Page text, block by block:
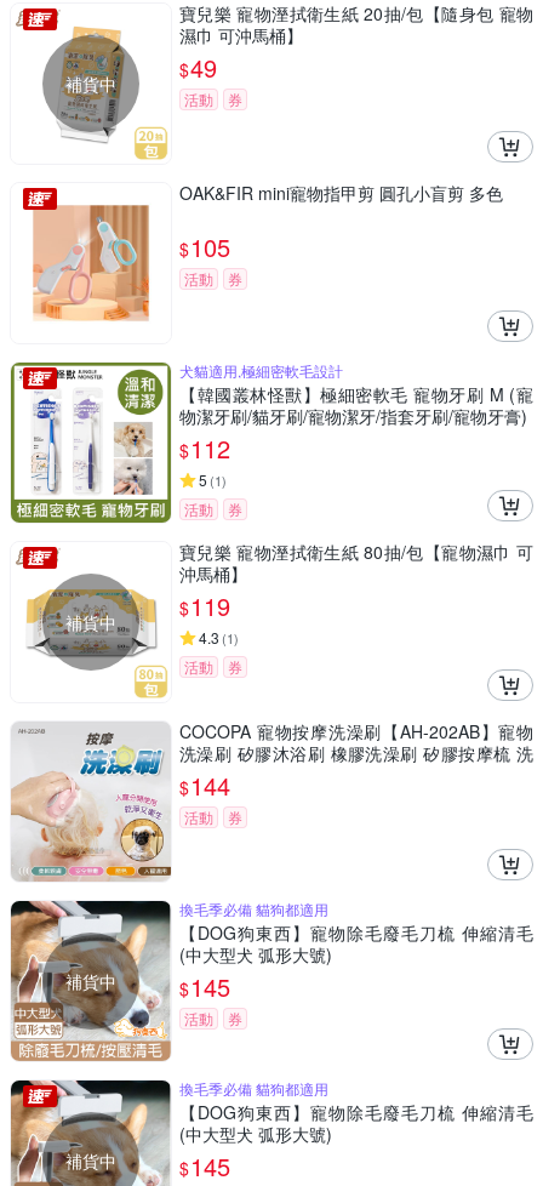
補貨中
寶兒樂 寵物溼拭衛生紙 20抽/包【隨身包 寵物
濕巾 可沖馬桶】
$49
活動 券
OAK&FIR mini寵物指甲剪 圓孔小盲剪 多色
$105
活動 券
犬貓適用,極細密軟毛設計
【韓國叢林怪獸】極細密軟毛 寵物牙刷 M (寵
物潔牙刷/貓牙刷/寵物潔牙/指套牙刷/寵物牙膏)
$112
5 (1)
活動 券
補貨中
寶兒樂 寵物溼拭衛生紙 80抽/包【寵物濕巾 可
沖馬桶】
$119
4.3 (1)
活動 券
COCOPA 寵物按摩洗澡刷【AH-202AB】寵物
洗澡刷 矽膠沐浴刷 橡膠洗澡刷 矽膠按摩梳 洗
澡神器
$144
活動 券
補貨中
換毛季必備 貓狗都適用
【DOG狗東西】寵物除毛廢毛刀梳 伸縮清毛
(中大型犬 弧形大號)
$145
活動 券
補貨中
換毛季必備 貓狗都適用
【DOG狗東西】寵物除毛廢毛刀梳 伸縮清毛
(中大型犬 弧形大號)
$145